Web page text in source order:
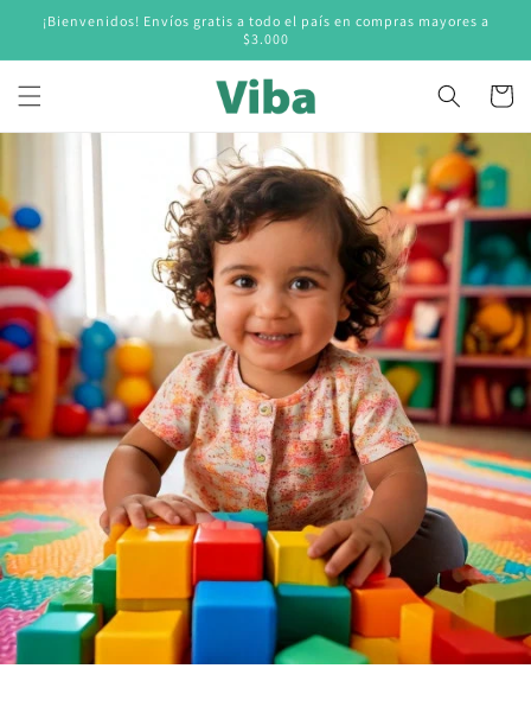
directamente
¡Bienvenidos! Envíos gratis a todo el país en compras mayores a
$3.000
Carrito